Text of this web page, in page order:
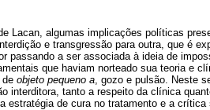
Lacan, algumas implicações políticas
e transgressão para outra, que é
passando a ser associada à ideia de
que haviam norteado sua teoria e
objeto pequeno a , gozo e pulsão. Neste
interditora, tanto a respeito da clínica
estratégia de cura no tratamento e a crítica